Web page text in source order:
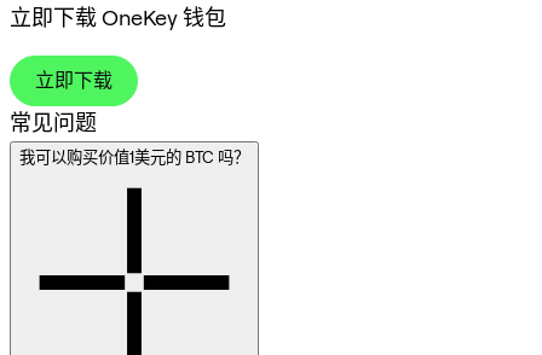
立即下载 OneKey 钱包
立即下载
常见问题
我可以购买价值1美元的 BTC 吗？